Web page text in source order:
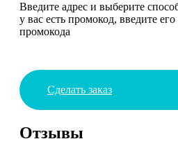
Введите адрес и выберите
у вас есть промокод, введите
промокода
Сделать заказ
Отзывы